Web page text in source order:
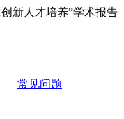
新人才培养”学术报告
| 常见问题